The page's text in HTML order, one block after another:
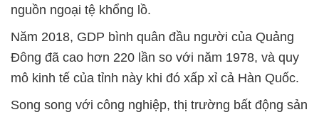
nguồn ngoại tệ khổng lồ.
Năm 2018, GDP bình quân đầu người của Quảng
Đông đã cao hơn 220 lần so với năm 1978, và quy
mô kinh tế của tỉnh này khi đó xấp xỉ cả Hàn Quốc.
Song song với công nghiệp, thị trường bất động sản